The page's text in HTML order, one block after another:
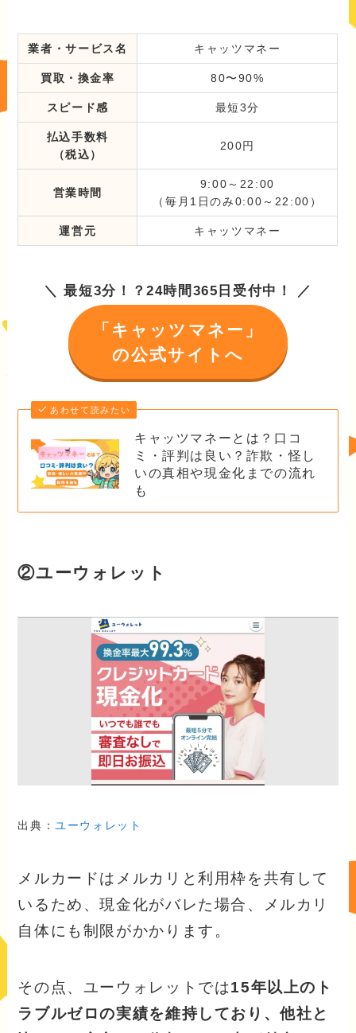
業者・サービス名 キャッツマネー
買取・換金率 80〜90%
スピード感 最短3分
払込手数料
（税込）
200円
営業時間
9:00～22:00
（毎月1日のみ0:00～22:00）
運営元 キャッツマネー
＼ 最短3分！？24時間365日受付中！ ／
「キャッツマネー」
の公式サイトへ
あわせて読みたい
キャッツマネーとは？口コ
ミ・評判は良い？詐欺・怪し
いの真相や現金化までの流れ
も
②ユーウォレット
出典： ユーウォレット
メルカードはメルカリと利用枠を共有して
いるため、現金化がバレた場合、メルカリ
自体にも制限がかかります。
その点、ユーウォレットでは15年以上のト
ラブルゼロの実績を維持しており、他社と